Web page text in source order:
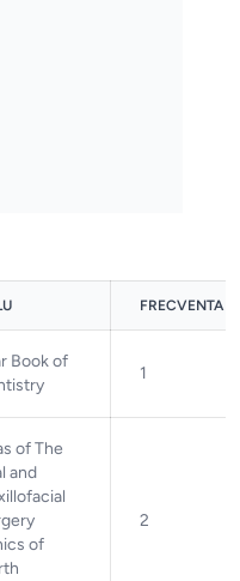
FRECVENTA
Book of
1
of The
and
of
2